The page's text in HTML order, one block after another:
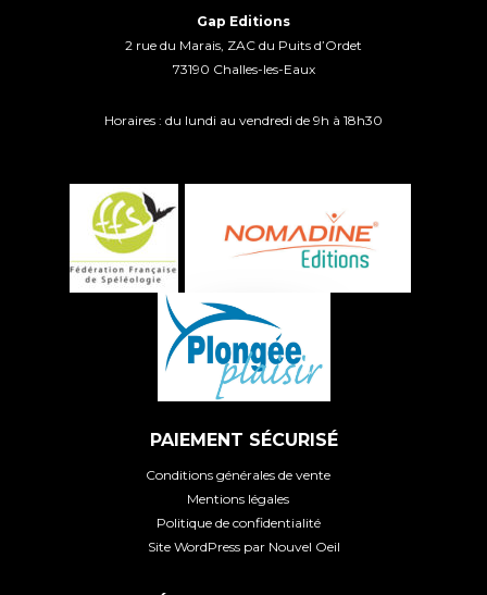
Gap Editions
2 rue du Marais, ZAC du Puits d’Ordet
73190 Challes-les-Eaux
Horaires : du lundi au vendredi de 9h à 18h30
PAIEMENT SÉCURISÉ
Conditions générales de vente
Mentions légales
Politique de confidentialité
Site WordPress par Nouvel Oeil